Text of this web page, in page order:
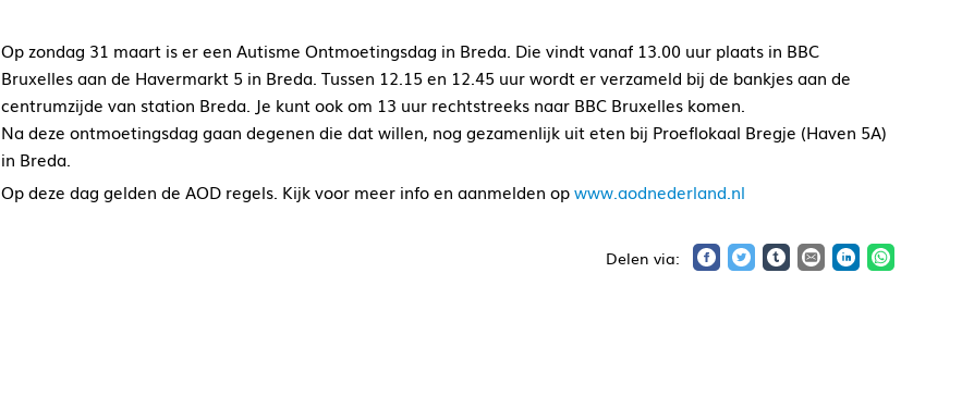
Op zondag 31 maart is er een Autisme Ontmoetingsdag in Breda. Die vindt vanaf 13.00 uur plaats in BBC
Bruxelles aan de Havermarkt 5 in Breda. Tussen 12.15 en 12.45 uur wordt er verzameld bij de bankjes aan de
centrumzijde van station Breda. Je kunt ook om 13 uur rechtstreeks naar BBC Bruxelles komen.
Na deze ontmoetingsdag gaan degenen die dat willen, nog gezamenlijk uit eten bij Proeflokaal Bregje (Haven 5A)
in Breda.
Op deze dag gelden de AOD regels. Kijk voor meer info en aanmelden opwww.aodnederland.nl